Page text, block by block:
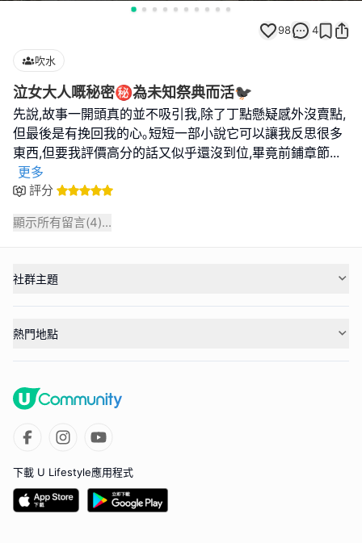
98 4
吹水
泣女大人嘅秘密㊙️為未知祭典而活🐦‍⬛
先說,故事一開頭真的並不吸引我,除了丁點懸疑感外沒賣點,
但最後是有挽回我的心｡短短一部小說它可以讓我反思很多
東西,但要我評價高分的話又似乎還沒到位,畢竟前鋪章節...
更多
評分
顯示所有留言(4)...
社群主題
熱門地點
下載 U Lifestyle應用程式